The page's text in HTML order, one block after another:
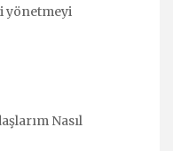
yönetmeyi
Nasıl